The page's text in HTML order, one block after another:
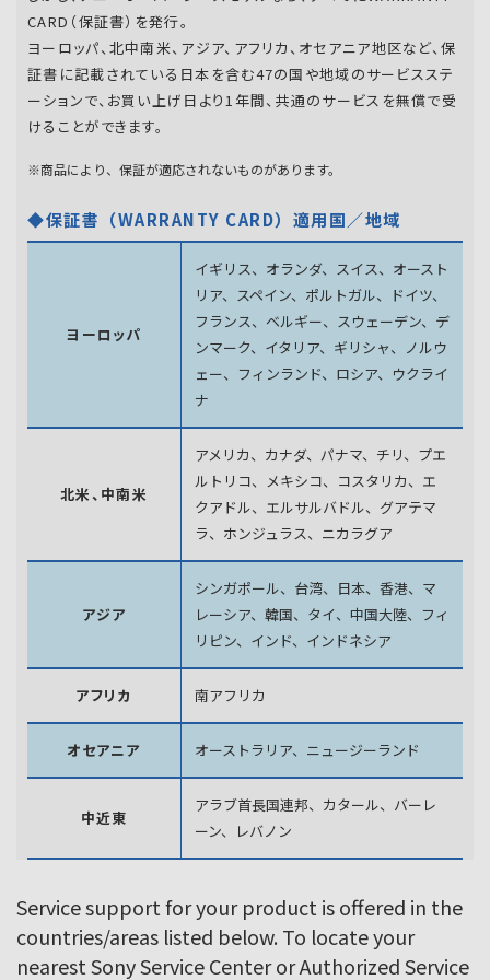
CARD（保証書）を発行。
ヨーロッパ、北中南米、アジア、アフリカ、オセアニア地区など、保
証書に記載されている日本を含む47の国や地域のサービスステ
ーションで、お買い上げ日より1年間、共通のサービスを無償で受
けることができます。
※商品により、保証が適応されないものがあります。
◆保証書（WARRANTY CARD）適用国／地域
ヨーロッパ
イギリス、オランダ、スイス、オースト
リア、スペイン、 ポルトガル、ドイツ、
フランス、ベルギー、スウェーデン、 デ
ンマーク、イタリア、ギリシャ、ノルウ
ェー、フィンランド、 ロシア、ウクライ
ナ
北米、中南米
アメリカ、カナダ、パナマ、チリ、プエ
ルトリコ、メキシコ、 コスタリカ、エ
クアドル、エルサルバドル、グアテマ
ラ、 ホンジュラス、ニカラグア
アジア
シンガポール、台湾、日本、香港、マ
レーシア、韓国、 タイ、中国大陸、フィ
リピン、インド、インドネシア
アフリカ 南アフリカ
オセアニア オーストラリア、ニュージーランド
中近東
アラブ首長国連邦、カタール、バーレ
ーン、レバノン
Service support for your product is offered in the
countries/areas listed below. To locate your
nearest Sony Service Center or Authorized Service